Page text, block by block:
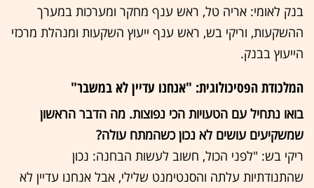
בנק לאומי: אריה טל, ראש ענף מחקר ומערכות במערך
ההשקעות, וריקי בש, ראש ענף ייעוץ השקעות ומנהלת מרכזי
הייעוץ בבנק.
המלכודת הפסיכולוגית: "אנחנו עדיין לא במשבר"
בואו נתחיל עם הטעויות הכי נפוצות. מה הדבר הראשון
שמשקיעים עושים לא נכון כשהמתח עולה?
ריקי בש: "לפני הכול, חשוב לעשות הבחנה: נכון
שהתנודתיות עלתה והסנטימנט שלילי, אבל אנחנו עדיין לא